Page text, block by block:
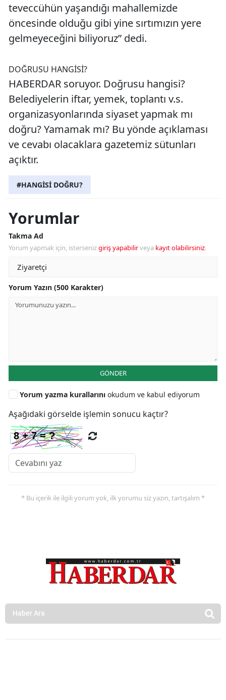
teveccühün yaşandığı mahallemizde
öncesinde olduğu gibi yine sırtımızın yere
gelmeyeceğini biliyoruz” dedi.
DOĞRUSU HANGİSİ?
HABERDAR soruyor. Doğrusu hangisi?
Belediyelerin iftar, yemek, toplantı v.s.
organizasyonlarında siyaset yapmak mı
doğru? Yamamak mı? Bu yönde açıklaması
ve cevabı olacaklara gazetemiz sütunları
açıktır.
#HANGİSİ DOĞRU?
Yorumlar
Takma Ad
Yorum yapmak için, istersenizgiriş yapabilirveya kayıt olabilirsiniz.
Yorum Yazın (500 Karakter)
GÖNDER
Yorum yazma kurallarını okudum ve kabul ediyorum
Aşağıdaki görselde işlemin sonucu kaçtır?
* Bu içerik ile ilgili yorum yok, ilk yorumu siz yazın, tartışalım *